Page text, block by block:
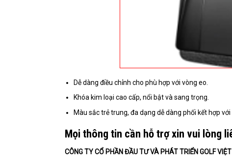
Dễ dàng điều chỉnh cho phù hợp với vòng eo.
Khóa kim loại cao cấp, nổi bật và sang trọng.
Màu sắc trẻ trung, đa dạng dễ dàng phối kết hợp
Mọi thông tin cần hỗ trợ xin vui lòng
CÔNG TY CỔ PHẦN ĐẦU TƯ VÀ PHÁT TRIỂN GOLF